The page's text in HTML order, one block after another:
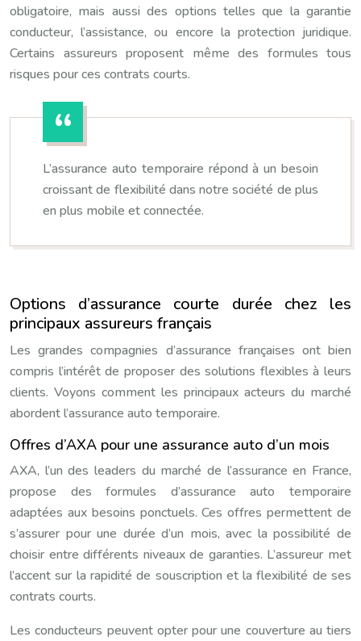
obligatoire, mais aussi des options telles que la garantie
conducteur, l’assistance, ou encore la protection juridique.
Certains assureurs proposent même des formules tous
risques pour ces contrats courts.
L’assurance auto temporaire répond à un besoin
croissant de flexibilité dans notre société de plus
en plus mobile et connectée.
Options d’assurance courte durée chez les
principaux assureurs français
Les grandes compagnies d’assurance françaises ont bien
compris l’intérêt de proposer des solutions flexibles à leurs
clients. Voyons comment les principaux acteurs du marché
abordent l’assurance auto temporaire.
Offres d’AXA pour une assurance auto d’un mois
AXA, l’un des leaders du marché de l’assurance en France,
propose des formules d’assurance auto temporaire
adaptées aux besoins ponctuels. Ces offres permettent de
s’assurer pour une durée d’un mois, avec la possibilité de
choisir entre différents niveaux de garanties. L’assureur met
l’accent sur la rapidité de souscription et la flexibilité de ses
contrats courts.
Les conducteurs peuvent opter pour une couverture au tiers